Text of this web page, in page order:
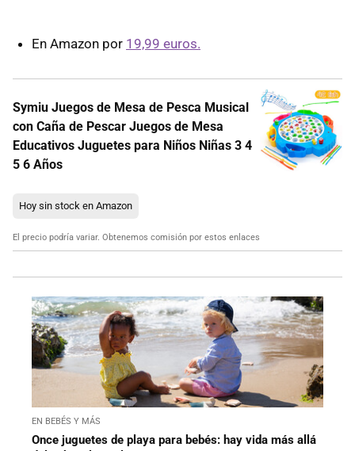
En Amazon por 19,99 euros.
Symiu Juegos de Mesa de Pesca Musical
con Caña de Pescar Juegos de Mesa
Educativos Juguetes para Niños Niñas 3 4
5 6 Años
Hoy sin stock en Amazon
El precio podría variar. Obtenemos comisión por estos enlaces
EN BEBÉS Y MÁS
Once juguetes de playa para bebés: hay vida más allá